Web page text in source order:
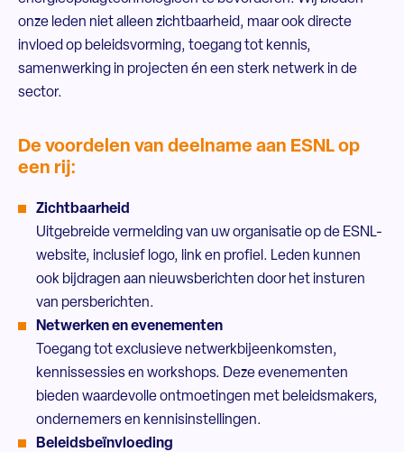
onze leden niet alleen zichtbaarheid, maar ook directe
invloed op beleidsvorming, toegang tot kennis,
samenwerking in projecten én een sterk netwerk in de
sector.
De voordelen van deelname aan ESNL op
een rij:
Zichtbaarheid
Uitgebreide vermelding van uw organisatie op de ESNL-
website, inclusief logo, link en profiel. Leden kunnen
ook bijdragen aan nieuwsberichten door het insturen
van persberichten.
Netwerken en evenementen
Toegang tot exclusieve netwerkbijeenkomsten,
kennissessies en workshops. Deze evenementen
bieden waardevolle ontmoetingen met beleidsmakers,
ondernemers en kennisinstellingen.
Beleidsbeïnvloeding